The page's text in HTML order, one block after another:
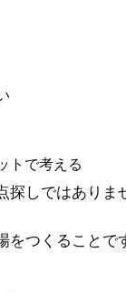
トで考える
探しではありま
をつくることで